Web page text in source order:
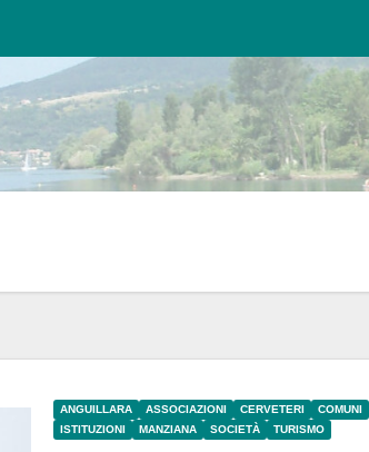
ANGUILLARA ASSOCIAZIONI CERVETERI COMUNI
ISTITUZIONI
MANZIANA SOCIETÀ TURISMO